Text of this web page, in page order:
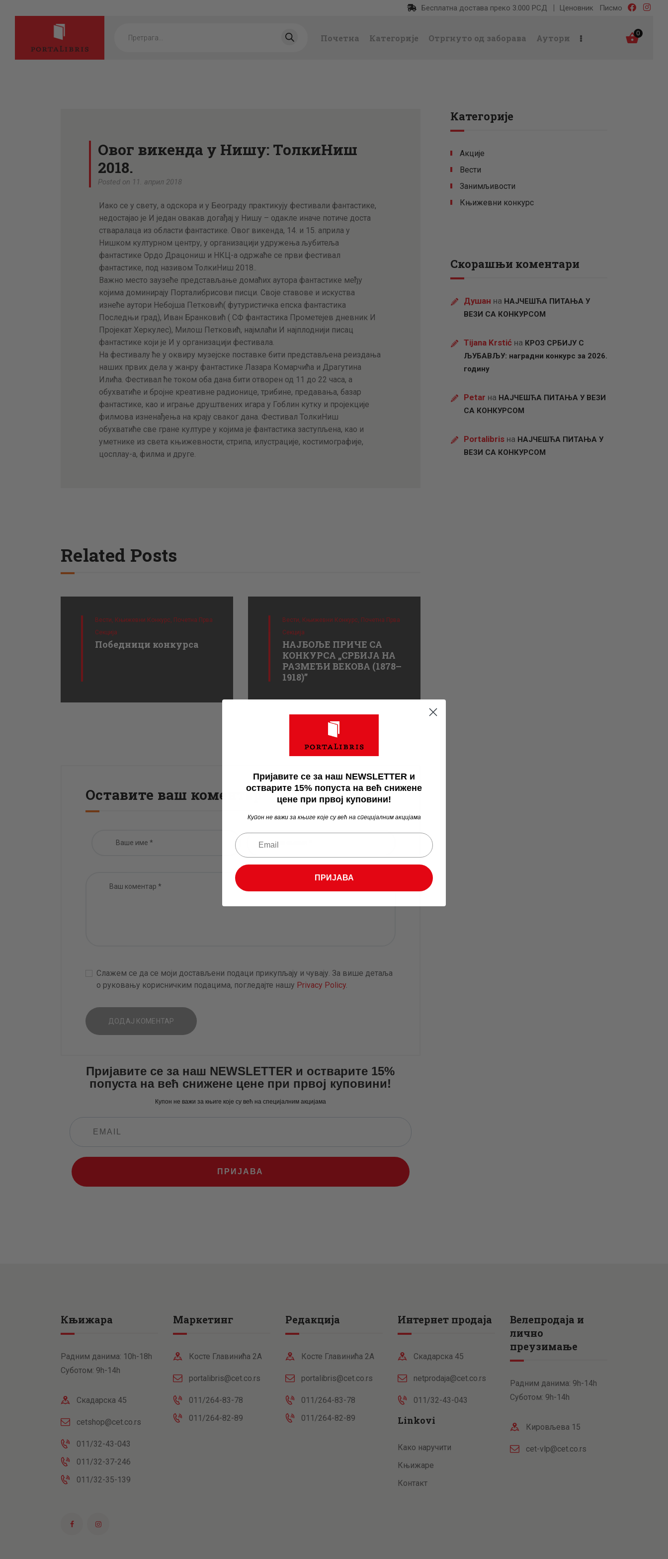
Бесплатна достава преко 3.000 РСД Ценовник Писмо
search
Почетна Категорије Отргнуто од заборава Аутори 0
КАТЕГОРИЈЕ
ОТРГНУТО ОД
АУТОРИ
АКТУЕЛНОСТИ
ЦЕНОВНИК
ПИСМО
Овог викенда у Нишу: ТолкиНиш
2018.
Posted on 11. април 2018
Иако се у свету, а одскора и у Београду практикују фестивали фантастике,
недостајао је И један овакав догађај у Нишу – одакле иначе потиче доста
стваралаца из области фантастике. Овог викенда, 14. и 15. априла у
Нишком културном центру, у организацији удружења љубитеља
фантастике Ордо Драцониш и НКЦ-а одржаће се први фестивал
фантастике, под називом ТолкиНиш 2018..
Важно место заузеће представљање домаћих аутора фантастике међу
којима доминирају Порталибрисови писци. Своје ставове и искуства
изнеће аутори Небојша Петковић( футуристичка епска фантастика
Последњи град), Иван Бранковић ( СФ фантастика Прометејев дневник И
Пројекат Херкулес), Милош Петковић, најмлаћи И најплоднији писац
фантастике који је И у организацији фестивала.
На фестивалу ће у оквиру музејске поставке бити представљена реиздања
наших првих дела у жанру фантастике Лазара Комарчића и Драгутина
Илића. Фестивал ће током оба дана бити отворен од 11 до 22 часа, а
обухватиће и бројне креативне радионице, трибине, предавања, базар
фантастике, као и играње друштвених игара у Гоблин кутку и пројекције
филмова изненађења на крају сваког дана. Фестивал ТолкиНиш
обухватиће све гране културе у којима је фантастика заступљена, као и
уметнике из света књижевности, стрипа, илустрације, костимографије,
цосплаy-а, филма и друге.
Related Posts
Вести, Књижевни Конкурс, Почетна Прва
Секција
Победници конкурса
Вести, Књижевни Конкурс, Почетна Прва
Секција
НАЈБОЉЕ ПРИЧЕ СА
КОНКУРСА „СРБИЈА НА
РАЗМЕЂИ ВЕКОВА (1878–
1918)”
Оставите ваш коментар
Слажем се да се моји достављени подаци прикупљају и чувају. За више детаља
о руковању корисничким подацима, погледајте нашу Privacy Policy.
Пријавите се за наш NEWSLETTER и остварите 15%
попуста на већ снижене цене при првој куповини!
Купон не важи за књиге које су већ на специјалним акцијама
ПРИЈАВА
Категорије
Акције
Вести
Занимљивости
Књижевни конкурс
Скорашњи коментари
Душан на НАЈЧЕШЋА ПИТАЊА У
ВЕЗИ СА КОНКУРСОМ
Tijana Krstić на КРОЗ СРБИЈУ С
ЉУБАВЉУ: наградни конкурс за 2026.
годину
Petar на НАЈЧЕШЋА ПИТАЊА У ВЕЗИ
СА КОНКУРСОМ
Portalibris на НАЈЧЕШЋА ПИТАЊА У
ВЕЗИ СА КОНКУРСОМ
Књижара
Радним данима: 10h-18h
Суботом: 9h-14h
Скадарска 45
cetshop@cet.co.rs
011/32-43-043
011/32-37-246
011/32-35-139
Маркетинг
Косте Главинића 2А
portalibris@cet.co.rs
011/264-83-78
011/264-82-89
Редакција
Косте Главинића 2А
portalibris@cet.co.rs
011/264-83-78
011/264-82-89
Интернет продаја
Скадарска 45
netprodaja@cet.co.rs
011/32-43-043
Linkovi
Како наручити
Књижаре
Контакт
Велепродаја и
лично
преузимање
Радним данима: 9h-14h
Суботом: 9h-14h
Кировљева 15
cet-vlp@cet.co.rs
Пријавите се за наш NEWSLETTER и
остварите 15% попуста на већ снижене
цене при првој куповини!
Купон не важи за књиге које су већ на специјалним акцијама
ПРИЈАВА